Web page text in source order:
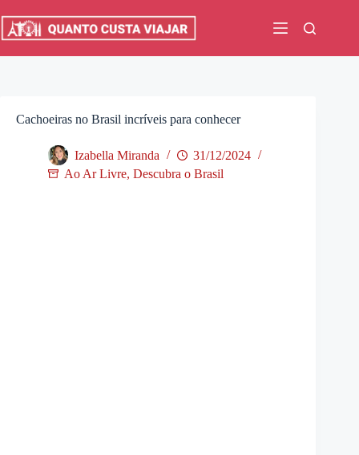
para
Cachoeiras no Brasil incríveis para conhecer
Izabella Miranda
31/12/2024
Ao Ar Livre, Descubra o Brasil